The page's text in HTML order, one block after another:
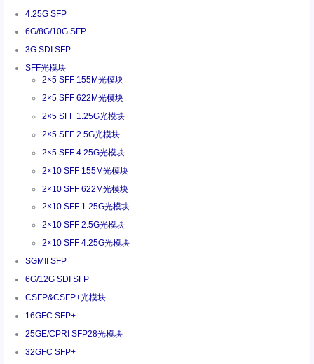
4.25G SFP
6G/8G/10G SFP
3G SDI SFP
SFF光模块
2×5 SFF 155M光模块
2×5 SFF 622M光模块
2×5 SFF 1.25G光模块
2×5 SFF 2.5G光模块
2×5 SFF 4.25G光模块
2×10 SFF 155M光模块
2×10 SFF 622M光模块
2×10 SFF 1.25G光模块
2×10 SFF 2.5G光模块
2×10 SFF 4.25G光模块
SGMII SFP
6G/12G SDI SFP
CSFP&CSFP+光模块
16GFC SFP+
25GE/CPRI SFP28光模块
32GFC SFP+